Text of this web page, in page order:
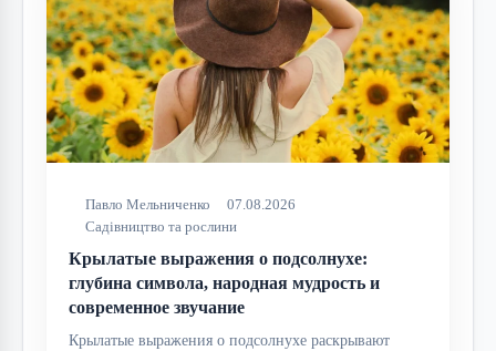
Павло Мельниченко
07.08.2026
Садівництво та рослини
Крылатые выражения о подсолнухе:
глубина символа, народная мудрость и
современное звучание
Крылатые выражения о подсолнухе раскрывают